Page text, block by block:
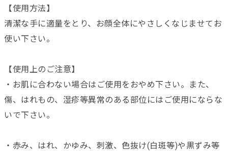
【使用方法】
清潔な手に適量をとり、お顔全体にやさしくなじませてお
使い下さい。
【使用上のご注意】
・お肌に合わない場合はご使用をおやめ下さい。また、
傷、はれもの、湿疹等異常のある部位にはご使用にならな
いで下さい。
・赤み、はれ、かゆみ、刺激、色抜け(白斑等)や黒ずみ等